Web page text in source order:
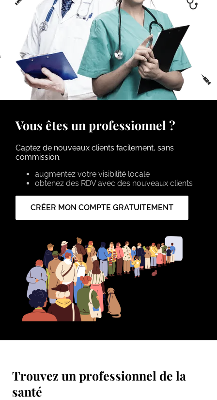
Vous êtes un professionnel ?
Captez de nouveaux clients facilement, sans
commission.
augmentez votre visibilité locale
obtenez des RDV avec des nouveaux clients
CRÉER MON COMPTE GRATUITEMENT
Trouvez un professionnel de la
santé